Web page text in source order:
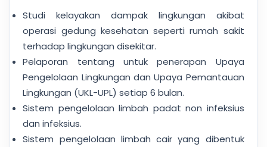
Studi kelayakan dampak lingkungan akibat
operasi gedung kesehatan seperti rumah sakit
terhadap lingkungan disekitar.
Pelaporan tentang untuk penerapan Upaya
Pengelolaan Lingkungan dan Upaya Pemantauan
Lingkungan (UKL-UPL) setiap 6 bulan.
Sistem pengelolaan limbah padat non infeksius
dan infeksius.
Sistem pengelolaan limbah cair yang dibentuk